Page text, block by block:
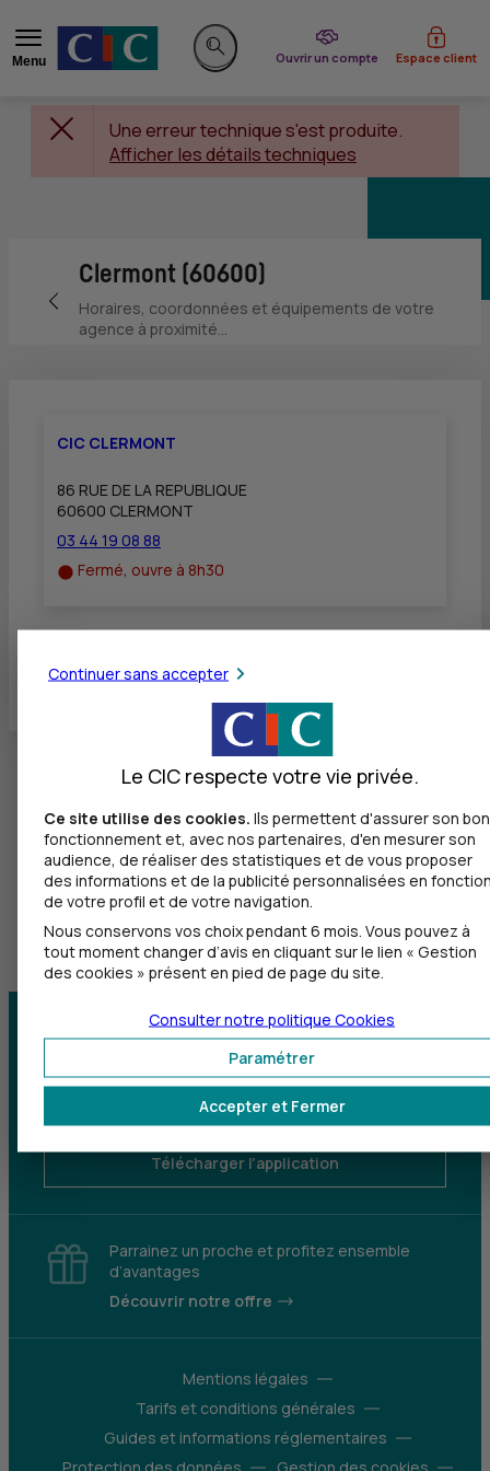
Menu
Rechercher sur le site
Ouvrir un compte
du CIC Espace client
Une erreur technique s'est produite.
Afficher les détails techniques
Retour vers la page précédente
Clermont (60600)
Horaires, coordonnées et équipements de votre
agence à proximité...
CIC CLERMONT
86 RUE DE LA REPUBLIQUE
60600 CLERMONT
03 44 19 08 88
Fermé, ouvre à 8h30
Toutes les localités
Centre d'aide Trouver une agence
Sourds et
Télécharger l'application
Parrainez un proche et profitez ensemble
d’avantages
Découvrir notre offre
Mentions légales
Tarifs et conditions générales
Guides et informations réglementaires
Continuer sans accepter
Le CIC respecte votre vie privée.
Ce site utilise des cookies. Ils permettent d'assurer son bon
fonctionnement et, avec nos partenaires, d'en mesurer son
audience, de réaliser des statistiques et de vous proposer
des informations et de la publicité personnalisées en
de votre profil et de votre navigation.
Nous conservons vos choix pendant 6 mois. Vous pouvez à
tout moment changer d’avis en cliquant sur le lien « Gestion
des cookies » présent en pied de page du site.
Accepter et Fermer
Paramétrer
Consulter notre politique Cookies